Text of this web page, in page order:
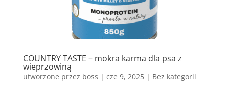
COUNTRY TASTE – mokra karma dla psa z
wieprzowiną
utworzone przez boss | cze 9, 2025| Bez kategorii